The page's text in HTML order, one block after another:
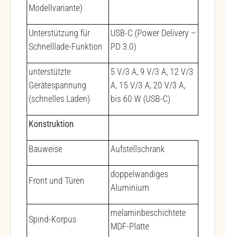
Modellvariante)
Unterstützung für
Schnelllade-Funktion
USB-C (Power Delivery –
PD 3.0)
unterstützte
Gerätespannung
(schnelles Laden)
5 V/3 A, 9 V/3 A, 12 V/3
A, 15 V/3 A, 20 V/3 A,
bis 60 W (USB-C)
Konstruktion
Bauweise Aufstellschrank
Front und Türen
doppelwandiges
Aluminium
Spind-Korpus
melaminbeschichtete
MDF-Platte